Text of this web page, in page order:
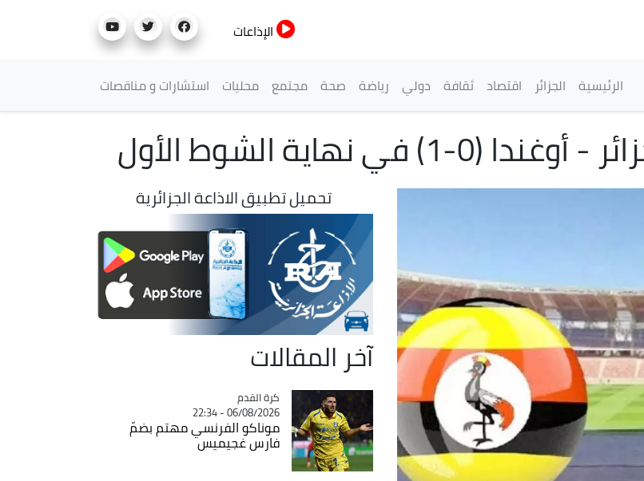
الإذاعات
القائمة الرئيسية
الرئيسية الجزائر اقتصاد ثقافة دولي رياضة صحة مجتمع محليات استشارات و مناقصات
تحميل تطبيق الاذاعة الجزائرية
آخر المقالات
Catégorie
كرة القدم
06/08/2026 - 22:34
موناكو الفرنسي مهتم بضمّ
فارس غجيميس